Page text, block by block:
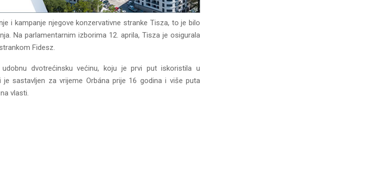
i kampanje njegove konzervativne stranke Tisza, to je bilo
Na parlamentarnim izborima 12. aprila, Tisza je osigurala
Fidesz.
dvotrećinsku većinu, koju je prvi put iskoristila u
sastavljen za vrijeme Orbána prije 16 godina i više puta
vlasti.